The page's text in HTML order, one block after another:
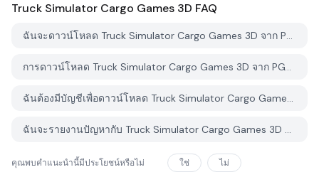
Truck Simulator Cargo Games 3D FAQ
ฉันจะดาวน์โหลด Truck Simulator Cargo Games 3D จาก PGYER APK HUB อย่างไร?
การดาวน์โหลด Truck Simulator Cargo Games 3D จาก PGYER APK HUB ฟรีหรือไม่?
ฉันต้องมีบัญชีเพื่อดาวน์โหลด Truck Simulator Cargo Games 3D จาก PGYER APK HUB หรือไม่?
ฉันจะรายงานปัญหากับ Truck Simulator Cargo Games 3D บน PGYER APK HUB ได้อย่างไร?
คุณพบคำแนะนำนี้มีประโยชน์หรือไม่ ใช่ ไม่